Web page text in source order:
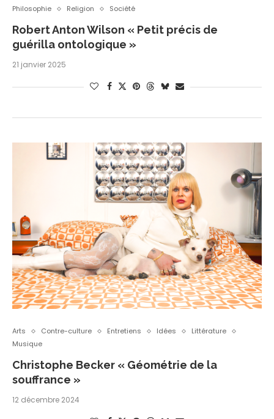
Philosophie
Religion Société
Robert Anton Wilson « Petit précis de
guérilla ontologique »
21 janvier 2025
Arts Contre-culture Entretiens Idées
Littérature
Musique
Christophe Becker « Géométrie de la
souffrance »
12 décembre 2024